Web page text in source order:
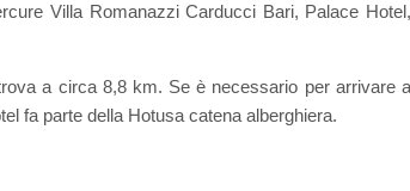
Villa Romanazzi Carducci Bari, Palace Hotel,
a circa 8,8 km. Se è necessario per arrivare a
fa parte della Hotusa catena alberghiera.